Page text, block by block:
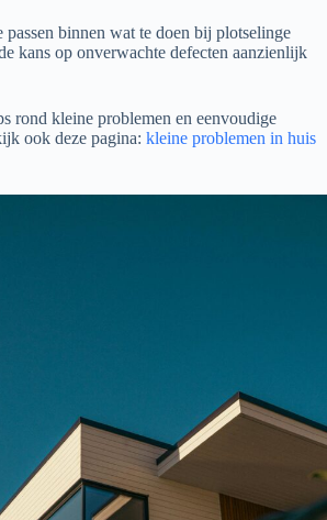
passen binnen wat te doen bij plotselinge
kans op onverwachte defecten aanzienlijk
rond kleine problemen en eenvoudige
ook deze pagina: kleine problemen in huis